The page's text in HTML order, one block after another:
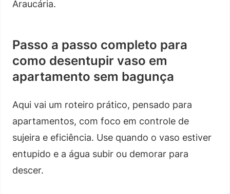
Araucária.
Passo a passo completo para
como desentupir vaso em
apartamento sem bagunça
Aqui vai um roteiro prático, pensado para
apartamentos, com foco em controle de
sujeira e eficiência. Use quando o vaso estiver
entupido e a água subir ou demorar para
descer.